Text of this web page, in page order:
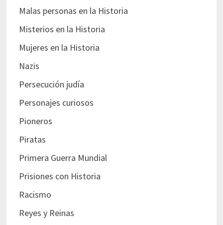
Malas personas en la Historia
Misterios en la Historia
Mujeres en la Historia
Nazis
Persecución judía
Personajes curiosos
Pioneros
Piratas
Primera Guerra Mundial
Prisiones con Historia
Racismo
Reyes y Reinas